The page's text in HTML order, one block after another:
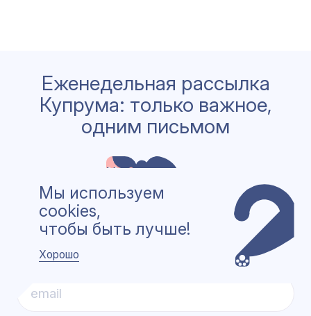
Мы используем
cookies,
чтобы быть лучше!
Хорошо
Еженедельная рассылка
Купрума: только важное,
одним письмом